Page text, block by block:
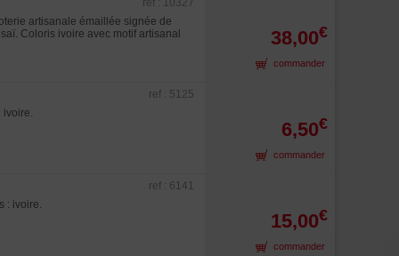
ref : 10327
artisanale émaillée signée de
Coloris ivoire avec motif artisanal
38,00€
commander
ref : 5125
ivoire.
6,50€
commander
ref : 6141
: ivoire.
15,00€
commander